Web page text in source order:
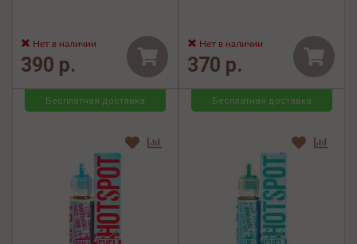
Нет в наличии
390 р.
Нет в наличии
370 р.
Бесплатная доставка Бесплатная доставка